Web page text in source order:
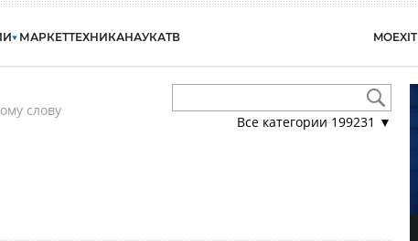
МАРКЕТТЕХНИКАНАУКАТВ MOEXIT
слову
Все категории 199231 ▼